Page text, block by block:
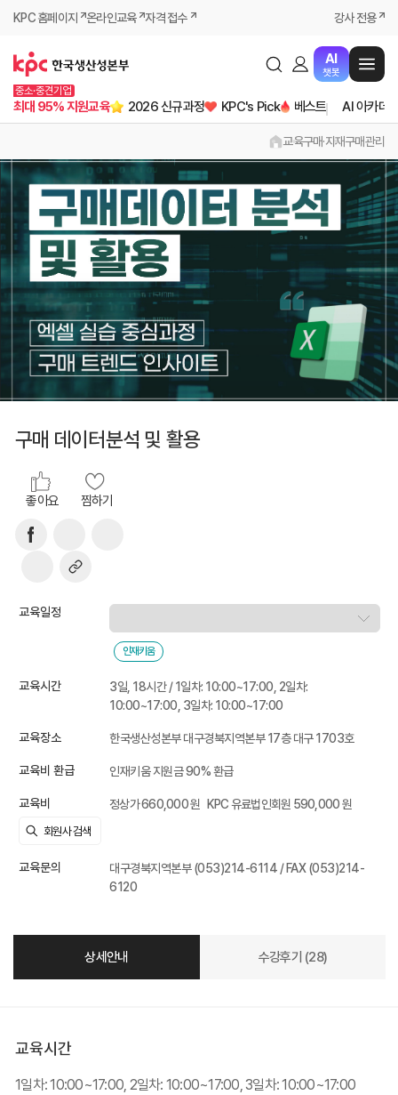
KPC 홈페이지 온라인교육 자격 접수 강사 전용
AI
챗봇
중소·중견기업
최대 95% 지원교육 2026 신규과정 KPC's Pick 베스트 AI 아카데
교육구매·자재구매관리
구매 데이터분석 및 활용
좋아요 찜하기
교육일정
인재키움
교육시간
3일, 18시간 / 1일차: 10:00~17:00, 2일차:
10:00~17:00, 3일차: 10:00~17:00
교육장소 한국생산성본부 대구경북지역본부 17층 대구 1703호
교육비 환급 인재키움 지원금 90% 환급
교육비 정상가 660,000 원 KPC 유료법인회원 590,000 원
교육문의
대구경북지역본부 (053)214-6114 / FAX (053)214-
6120
상세안내 수강후기 (28)
교육시간
1일차: 10:00~17:00, 2일차: 10:00~17:00, 3일차: 10:00~17:00